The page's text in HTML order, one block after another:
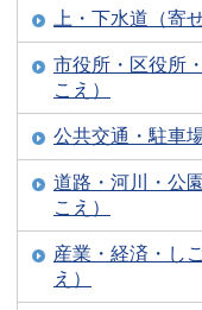
上・下水道（寄
市役所・区役所
こえ）
公共交通・駐車
道路・河川・公
こえ）
産業・経済・し
え）